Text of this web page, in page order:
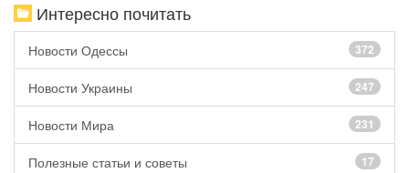
Интересно почитать
Новости Одессы 372
Новости Украины 247
Новости Мира 231
Полезные статьи и советы 17